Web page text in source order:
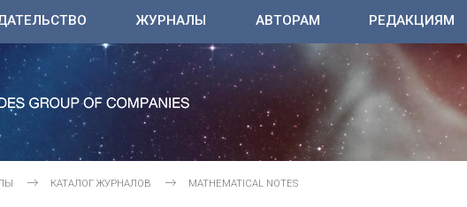
ЖУРНАЛЫ АВТОРАМ РЕДАКЦИЯМ
КАТАЛОГ ЖУРНАЛОВ MATHEMATICAL NOTES